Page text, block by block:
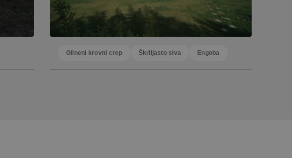
Glineni krovni crep Škriljasto siva Engoba